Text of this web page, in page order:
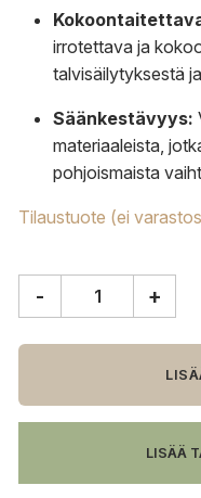
irrotettava ja
talvisäilytyksestä
Säänkestävyys:
materiaaleista,
pohjoismaista
Tilaustuote (ei
Grythyttan
9A
120
cm,
teräs
- +
LISÄÄ